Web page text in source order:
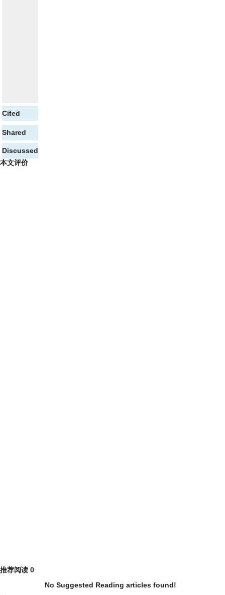
Cited
Shared
Discussed
本文评价
推荐阅读 0
No Suggested Reading articles found!